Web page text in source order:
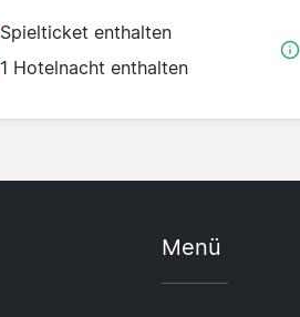
Spielticket enthalten
1 Hotelnacht enthalten
Menü